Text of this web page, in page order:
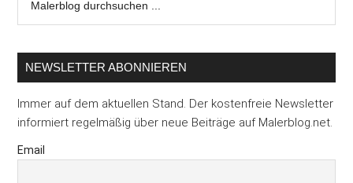
durchsuchen
NEWSLETTER ABONNIEREN
Immer auf dem aktuellen Stand. Der kostenfreie Newsletter
informiert regelmäßig über neue Beiträge auf Malerblog.net.
Email